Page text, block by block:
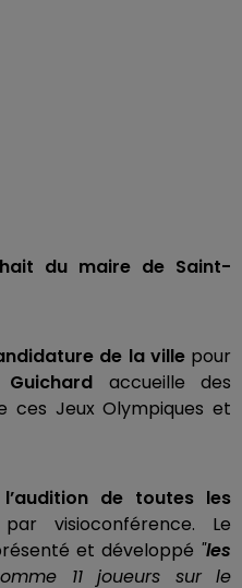
du maire de Saint-
de la villepour
accueille des
Jeux Olympiques et
l’audition de toutes les
par visioconférence. Le
et développé "les
11 joueurs sur le